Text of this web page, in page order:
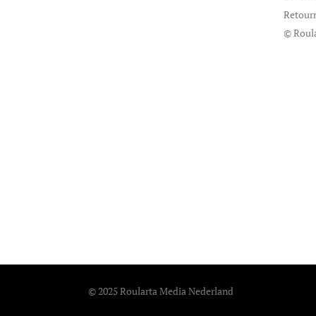
©
© 2025 Roularta Media Nederland